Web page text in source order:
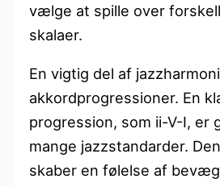
vælge at spille over
skalaer.
En vigtig del af
akkordprogressioner. En
progression, som ii-V-I, er
mange jazzstandarder.
skaber en følelse af